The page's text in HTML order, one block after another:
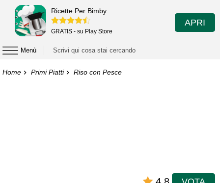
Ricette Per Bimby
GRATIS - su Play Store
APRI
Menù
Home Primi Piatti Riso con Pesce